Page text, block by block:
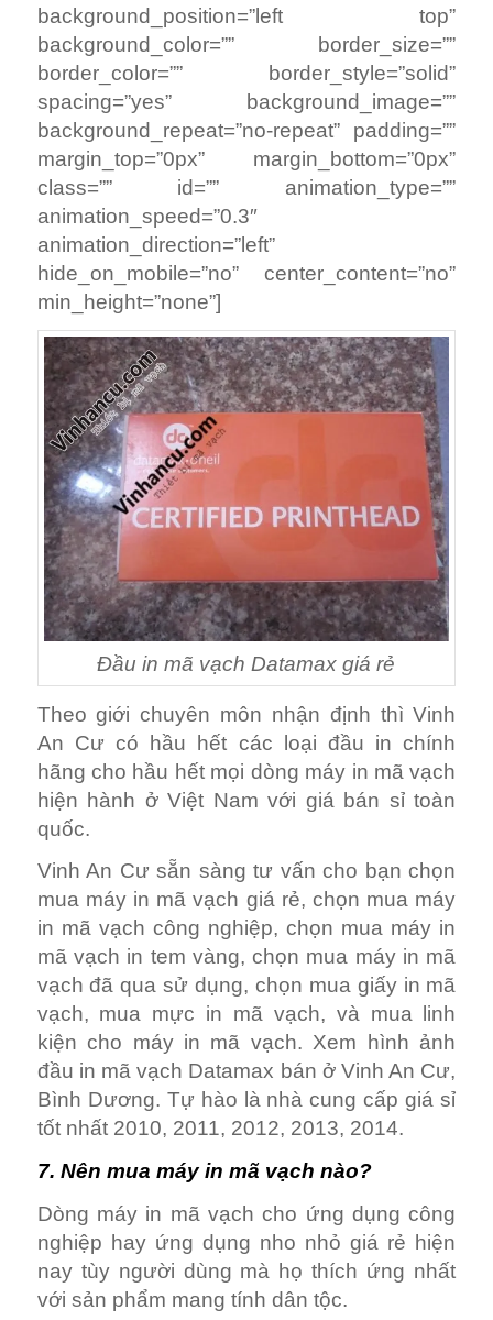
background_position=”left top”
background_color=”” border_size=””
border_color=”” border_style=”solid”
spacing=”yes” background_image=””
background_repeat=”no-repeat” padding=””
margin_top=”0px” margin_bottom=”0px”
class=”” id=”” animation_type=””
animation_speed=”0.3″
animation_direction=”left”
hide_on_mobile=”no” center_content=”no”
min_height=”none”]
Đầu in mã vạch Datamax giá rẻ
Theo giới chuyên môn nhận định thì Vinh
An Cư có hầu hết các loại đầu in chính
hãng cho hầu hết mọi dòng máy in mã vạch
hiện hành ở Việt Nam với giá bán sỉ toàn
quốc.
Vinh An Cư sẵn sàng tư vấn cho bạn chọn
mua máy in mã vạch giá rẻ, chọn mua máy
in mã vạch công nghiệp, chọn mua máy in
mã vạch in tem vàng, chọn mua máy in mã
vạch đã qua sử dụng, chọn mua giấy in mã
vạch, mua mực in mã vạch, và mua linh
kiện cho máy in mã vạch. Xem hình ảnh
đầu in mã vạch Datamax bán ở Vinh An Cư,
Bình Dương. Tự hào là nhà cung cấp giá sỉ
tốt nhất 2010, 2011, 2012, 2013, 2014.
7. Nên mua máy in mã vạch nào?
Dòng máy in mã vạch cho ứng dụng công
nghiệp hay ứng dụng nho nhỏ giá rẻ hiện
nay tùy người dùng mà họ thích ứng nhất
với sản phẩm mang tính dân tộc.